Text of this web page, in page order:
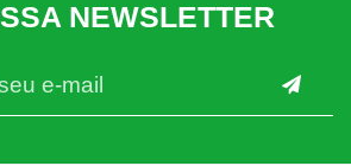
NEWSLETTER